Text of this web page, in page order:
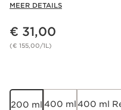
MEER DETAILS
Dit is nu de prijs € 31,00
€ 31,00
(€ 155,00/1L)
200 ml 400 ml400 ml